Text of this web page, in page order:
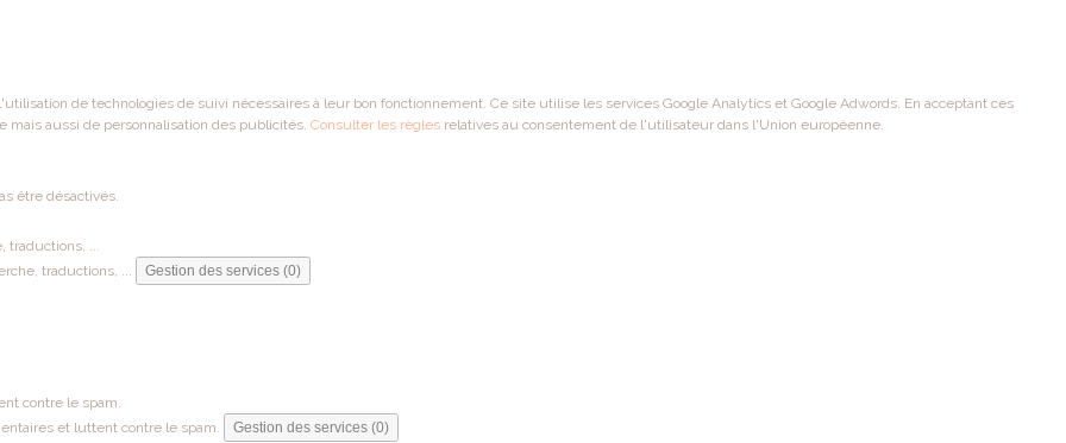
de technologies de suivi nécessaires à leur bon fonctionnement. Ce site utilise les services Google Analytics et Google Adwords. En acceptant ces
mais aussi de personnalisation des publicités. Consulter les règles relatives au consentement de l'utilisateur dans l'Union européenne.
être désactivés.
traductions, ...
traductions, ...
Gestion des services (0)
contre le spam.
et luttent contre le spam.
Gestion des services (0)